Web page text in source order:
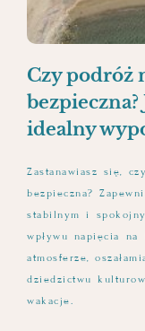
Czy podróż
idealny
Zastanawiasz się,
bezpieczna?
stabilnym i
wpływu napięcia
atmosferze,
dziedzictwu
wakacje.